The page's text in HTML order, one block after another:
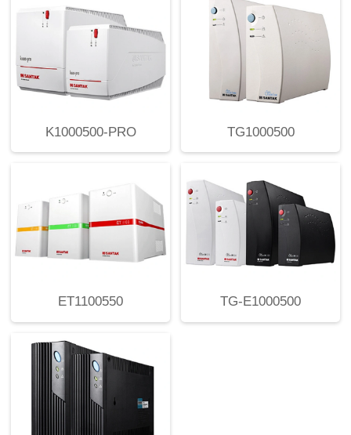
K1000500-PRO TG1000500
ET1100550 TG-E1000500